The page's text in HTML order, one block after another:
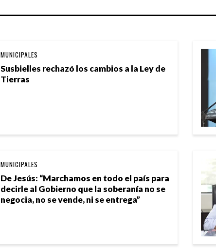
Susbielles rechazó los cambios a la Ley de
Tierras
MUNICIPALES
De Jesús: “Marchamos en todo el país para
decirle al Gobierno que la soberanía no se
negocia, no se vende, ni se entrega”
MUNICIPALES